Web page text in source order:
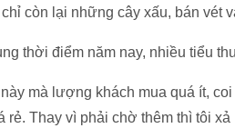
chỉ còn lại những cây xấu, bán vét
thời điểm năm nay, nhiều tiểu
mà lượng khách mua quá ít,
rẻ. Thay vì phải chờ thêm thì tôi